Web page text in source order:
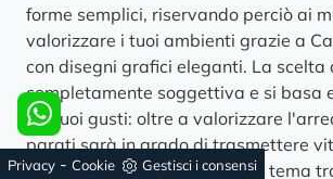
forme semplici, riservando perciò ai
valorizzare i tuoi ambienti grazie a
con disegni grafici eleganti. La scelta
completamente soggettiva e si basa
sui tuoi gusti: oltre a valorizzare
parati sarà in grado di trasmettere
positività nel locale in base al tema
Privacy - Cookie Gestisci i consensi